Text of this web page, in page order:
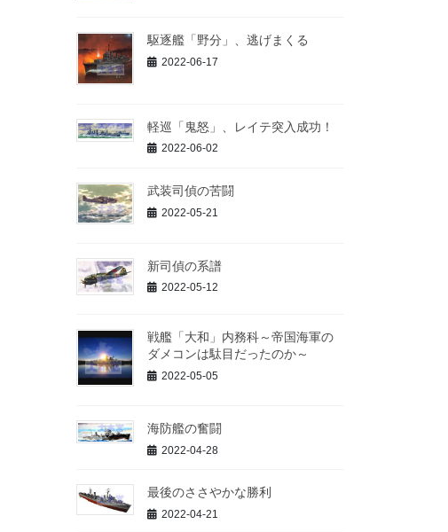
駆逐艦「野分」、逃げまくる
2022-06-17
軽巡「鬼怒」、レイテ突入成功！
2022-06-02
武装司偵の苦闘
2022-05-21
新司偵の系譜
2022-05-12
戦艦「大和」内務科～帝国海軍の
ダメコンは駄目だったのか～
2022-05-05
海防艦の奮闘
2022-04-28
最後のささやかな勝利
2022-04-21